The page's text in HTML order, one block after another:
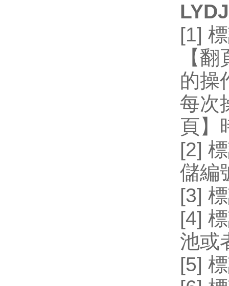
[1]
【
的操
每次
頁】
[2]
儲編
[3]
[4]
池或
[5]